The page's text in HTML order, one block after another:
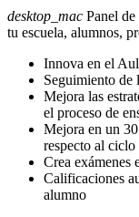
desktop_mac Panel
tu escuela, alumnos,
Innova en el
Seguimiento de
Mejora las
el proceso de
Mejora en un
respecto al ciclo
Crea exámenes
Calificaciones
alumno